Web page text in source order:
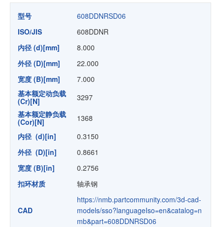
型号
608DDNRSD06
ISO/JIS
608DDNR
内径 (d)[mm]
8.000
外径 (D)[mm]
22.000
宽度 (B)[mm]
7.000
基本额定动负载
(Cr)[N]
3297
基本额定静负载
(Cor)[N]
1368
内径 (d)[in]
0.3150
外径 (D)[in]
0.8661
宽度 (B)[in]
0.2756
扣环材质
轴承钢
CAD
https://nmb.partcommunity.com/3d-cad-
models/sso?languageIso=en&catalog=n
mb&part=608DDNRSD06